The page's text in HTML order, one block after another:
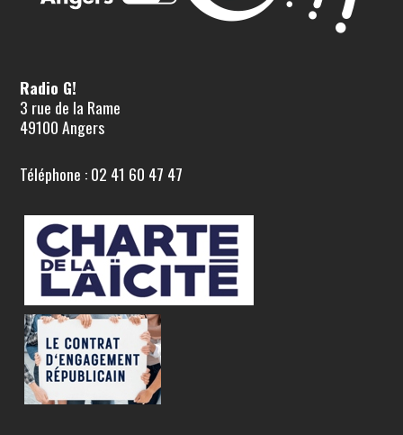
Radio G!
3 rue de la Rame
49100 Angers
Téléphone : 02 41 60 47 47